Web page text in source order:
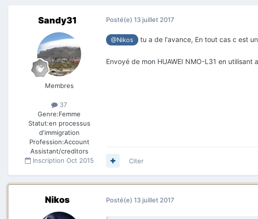
Sandy31
Membres
37
Genre:Femme
Statut:en processus
d'immigration
Profession:Account
Assistant/creditors
Inscription Oct 2015
Posté(e) 13 juillet 2017
@Nikos tu a de l'avance, En tout cas c est
Envoyé de mon HUAWEI NMO-L31 en utilisant
Citer
Nikos Posté(e) 13 juillet 2017